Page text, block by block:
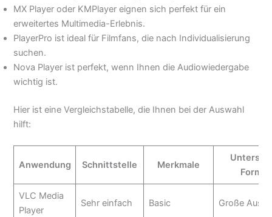
MX Player oder KMPlayer eignen sich perfekt für ein
erweitertes Multimedia-Erlebnis.
PlayerPro ist ideal für Filmfans, die nach Individualisierung
suchen.
Nova Player ist perfekt, wenn Ihnen die Audiowiedergabe
wichtig ist.
Hier ist eine Vergleichstabelle, die Ihnen bei der Auswahl
hilft:
Anwendung Schnittstelle Merkmale
VLC Media
Player
Sehr einfach Basic Große